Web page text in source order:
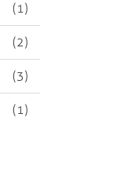
(1)
(2)
(3)
(1)